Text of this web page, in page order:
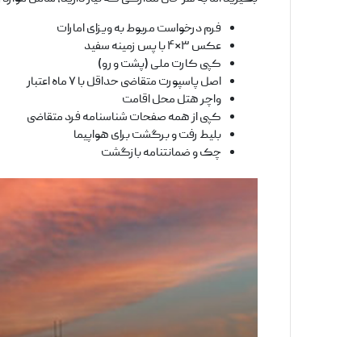
فرم درخواست مربوط به ویزای امارات
عکس ۳*۴ با پس زمینه سفید
کپی کارت ملی (پشت و رو)
اصل پاسپورت متقاضی حداقل با ۷ ماه اعتبار
واچر هتل محل اقامت
کپی از همه صفحات شناسنامه فرد متقاضی
بلیط رفت و برگشت برای هواپیما
چک و ضمانتنامه بازگشت